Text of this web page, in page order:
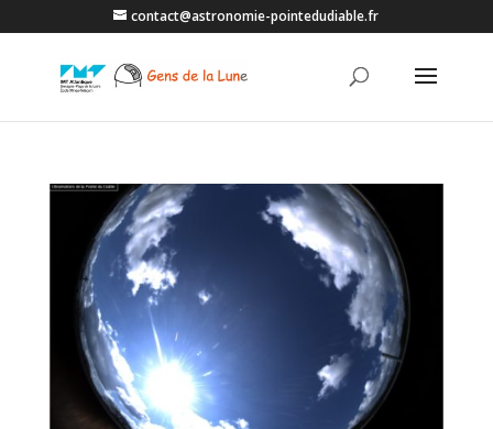
contact@astronomie-pointedudiable.fr